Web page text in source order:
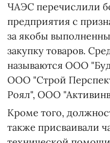
ЧАЭС перечислили
предприятия с
за якобы
закупку товаров.
называются ООО
ООО "Строй
Роял", ООО
Кроме того,
также присваивали